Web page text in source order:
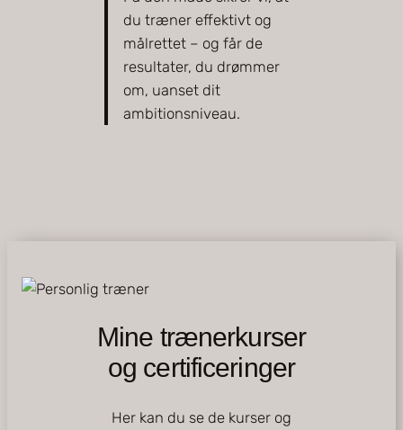
du træner effektivt og
målrettet – og får de
resultater, du drømmer
om, uanset dit
ambitionsniveau.
Mine trænerkurser
og certificeringer
Her kan du se de kurser og